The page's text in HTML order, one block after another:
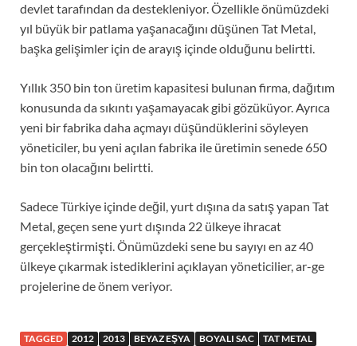
devlet tarafından da destekleniyor. Özellikle önümüzdeki
yıl büyük bir patlama yaşanacağını düşünen Tat Metal,
başka gelişimler için de arayış içinde olduğunu belirtti.
Yıllık 350 bin ton üretim kapasitesi bulunan firma, dağıtım
konusunda da sıkıntı yaşamayacak gibi gözüküyor. Ayrıca
yeni bir fabrika daha açmayı düşündüklerini söyleyen
yöneticiler, bu yeni açılan fabrika ile üretimin senede 650
bin ton olacağını belirtti.
Sadece Türkiye içinde değil, yurt dışına da satış yapan Tat
Metal, geçen sene yurt dışında 22 ülkeye ihracat
gerçekleştirmişti. Önümüzdeki sene bu sayıyı en az 40
ülkeye çıkarmak istediklerini açıklayan yöneticilier, ar-ge
projelerine de önem veriyor.
TAGGED 2012 2013 BEYAZ EŞYA BOYALI SAC TAT METAL